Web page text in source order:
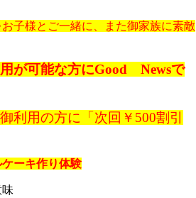
子様とご一緒に、また御家族に素敵
が可能な方にGood Newsで
利用の方に「次回￥500割引
ーキ作り体験